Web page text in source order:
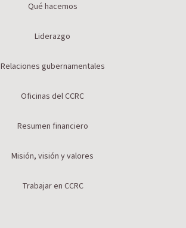
Qué hacemos
Liderazgo
Relaciones gubernamentales
Oficinas del CCRC
Resumen financiero
Misión, visión y valores
Trabajar en CCRC